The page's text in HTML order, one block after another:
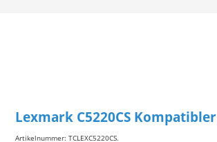
Lexmark C5220CS
Artikelnummer: TCLEXC5220CS.